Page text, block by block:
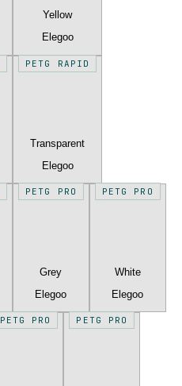
Yellow
Elegoo
PETG RAPID
Transparent
Elegoo
PETG PRO
Grey
Elegoo
PETG PRO
White
Elegoo
PETG PRO PETG PRO